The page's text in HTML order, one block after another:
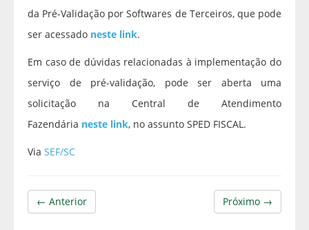
da Pré-Validação por Softwares de Terceiros, que pode
ser acessado neste link.
Em caso de dúvidas relacionadas à implementação do
serviço de pré-validação, pode ser aberta uma
solicitação na Central de Atendimento
Fazendária neste link, no assunto SPED FISCAL.
Via SEF/SC
Próximo →
← Anterior